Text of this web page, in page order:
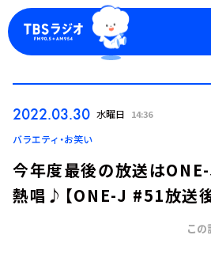
ログイン
2022.03.30 水曜日 14:36
バラエティ・お笑い
今年度最後の放送は
熱唱♪【ONE-J #51放送後
この